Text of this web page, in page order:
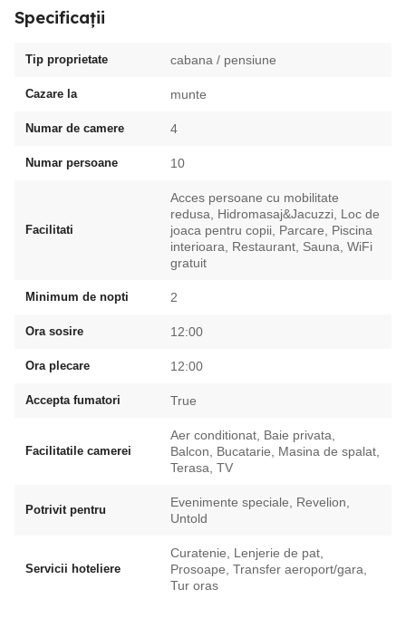
Specificații
Tip proprietate cabana / pensiune
Cazare la munte
Numar de camere 4
Numar persoane 10
Facilitati
Acces persoane cu mobilitate
redusa, Hidromasaj&Jacuzzi, Loc de
joaca pentru copii, Parcare, Piscina
interioara, Restaurant, Sauna, WiFi
gratuit
Minimum de nopti 2
Ora sosire 12:00
Ora plecare 12:00
Accepta fumatori True
Facilitatile camerei
Aer conditionat, Baie privata,
Balcon, Bucatarie, Masina de spalat,
Terasa, TV
Potrivit pentru
Evenimente speciale, Revelion,
Untold
Servicii hoteliere
Curatenie, Lenjerie de pat,
Prosoape, Transfer aeroport/gara,
Tur oras